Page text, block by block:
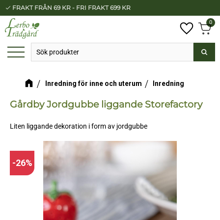
Meny
check FRAKT FRÅN 69 KR - FRI FRAKT 699 KR
0
Inredning för inne och uterum Inredning
Gårdby Jordgubbe liggande Storefactory
Liten liggande dekoration i form av jordgubbe
26%